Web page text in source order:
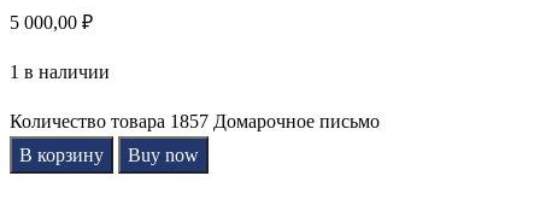
5 000,00 ₽
1 в наличии
Количество товара 1857 Домарочное письмо
В корзину
Buy now